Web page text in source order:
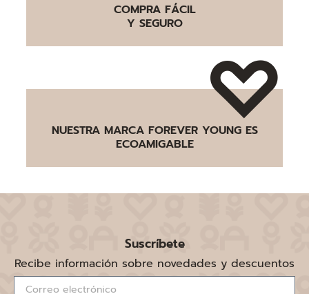
COMPRA FÁCIL
Y SEGURO
NUESTRA MARCA FOREVER YOUNG ES
ECOAMIGABLE
Suscríbete
Recibe información sobre novedades y descuentos